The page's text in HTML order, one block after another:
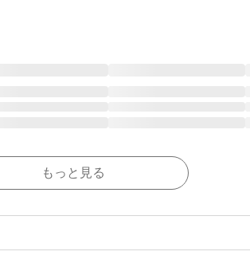
もっと見る